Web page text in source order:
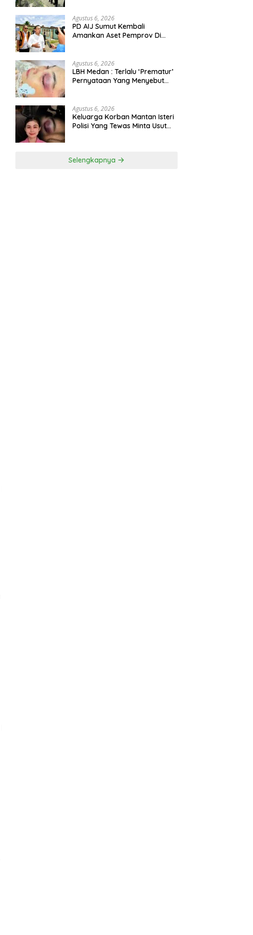
Agustus 6, 2026
PD AIJ Sumut Kembali
Amankan Aset Pemprov Di
Agustus 6, 2026
LBH Medan : Terlalu ‘Prematur’
Pernyataan Yang Menyebut
Agustus 6, 2026
Keluarga Korban Mantan Isteri
Polisi Yang Tewas Minta Usut
Selengkapnya